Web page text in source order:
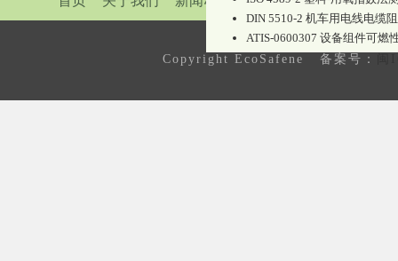
DIN 5510-2 机车用电线电缆
ATIS-0600307 设备组件可燃
Copyright EcoSafene 备案号：